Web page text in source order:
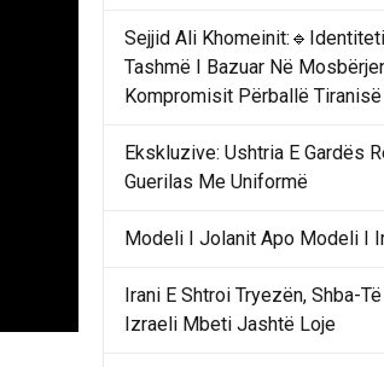
Sejjid Ali
Tashmë I Bazuar Në
Kompromisit Përballë Tiranisë
Ekskluzive: Ushtria E Gardës
Guerilas Me Uniformë
Modeli I Jolanit Apo Modeli I
Irani E Shtroi Tryezën, Shba-
Izraeli Mbeti Jashtë Loje